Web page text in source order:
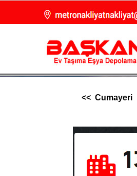
<< Cumayeri